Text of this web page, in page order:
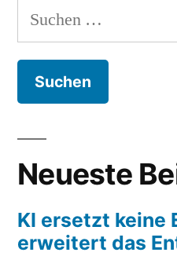
Suchen
nach:
Neueste
KI ersetzt keine
erweitert das